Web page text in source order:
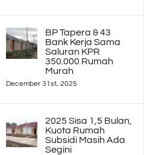
BP Tapera & 43
Bank Kerja Sama
Saluran KPR
350.000 Rumah
Murah
December 31st, 2025
2025 Sisa 1,5 Bulan,
Kuota Rumah
Subsidi Masih Ada
Segini